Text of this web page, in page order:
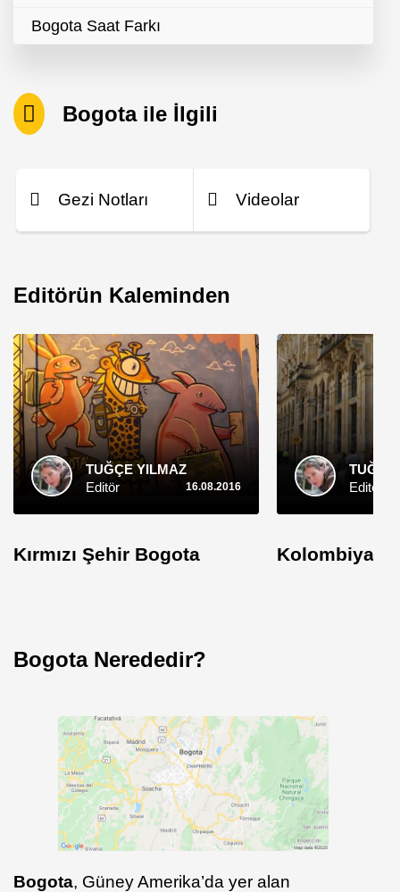
Bogota Saat Farkı
Bogota ile İlgili
Gezi Notları Videolar
Editörün Kaleminden
TUĞÇE YILMAZ
Editör
16.08.2016
Kırmızı Şehir Bogota
Editör
Kolombiya
Bogota Nerededir?
Bogota, Güney Amerika’da yer alan